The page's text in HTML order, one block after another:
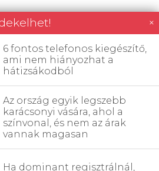
×
6 fontos telefonos kiegészítő,
ami nem hiányozhat a
hátizsákodból
Az ország egyik legszebb
karácsonyi vására, ahol a
színvonal, és nem az árak
vannak magasan
Ha dominant regisztrálnál,